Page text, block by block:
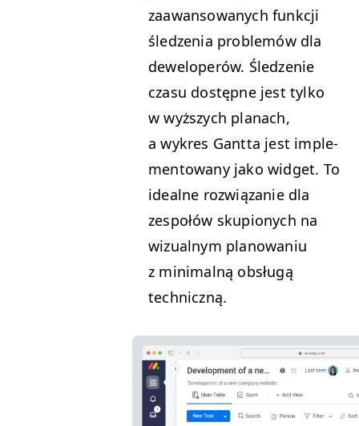
zaawan­sowanych funkcji
śledzenia prob­lemów dla
dewelop­erów. Śledze­nie
cza­su dostęp­ne jest tylko
w wyższych planach,
a wykres Gant­ta jest imple­
men­towany jako wid­get. To
ide­alne rozwiązanie dla
zespołów sku­pi­onych na
wiz­ual­nym planowa­niu
z min­i­mal­ną obsługą
techniczną.